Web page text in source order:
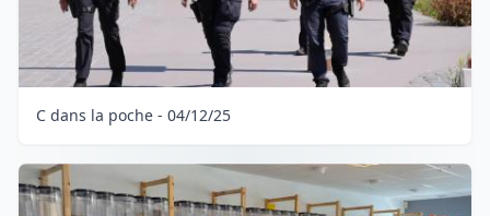
C dans la poche - 04/12/25